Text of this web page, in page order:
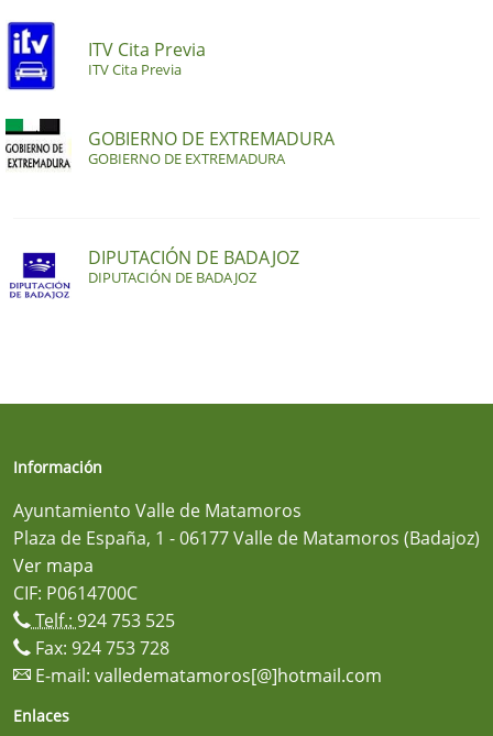
ITV Cita Previa
ITV Cita Previa
GOBIERNO DE EXTREMADURA
GOBIERNO DE EXTREMADURA
DIPUTACIÓN DE BADAJOZ
DIPUTACIÓN DE BADAJOZ
Información
Ayuntamiento Valle de Matamoros
Plaza de España, 1 - 06177 Valle de Matamoros (Badajoz)
Ver mapa
CIF: P0614700C
Telf.: 924 753 525
Fax: 924 753 728
E-mail: valledematamoros[@]hotmail.com
Enlaces